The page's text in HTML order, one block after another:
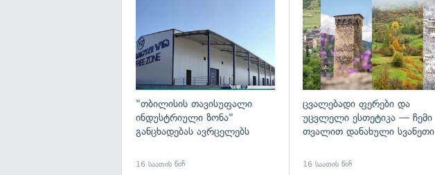
"თბილისის თავისუფალი
ინდუსტრიული ზონა"
განცხადებას ავრცელებს
16 საათის წინ
ცვალებადი ფერები და
უცვლელი ესთეტიკა — ჩემი
თვალით დანახული სვანეთი
16 საათის წინ